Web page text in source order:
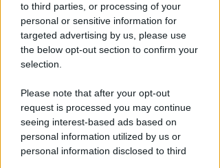
to third parties, or processing of your
personal or sensitive information for
targeted advertising by us, please use
the below opt-out section to confirm your
selection.
Please note that after your opt-out
request is processed you may continue
seeing interest-based ads based on
personal information utilized by us or
personal information disclosed to third
VITTIMA UN ANZIANO RIMINESE